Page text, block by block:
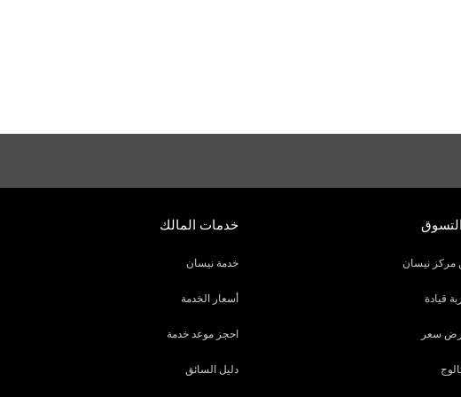
مركز نيسان
قيادة
سعر
خدمات المالك
خدمة نيسان
أسعار الخدمة
احجز موعد خدمة
دليل السائق